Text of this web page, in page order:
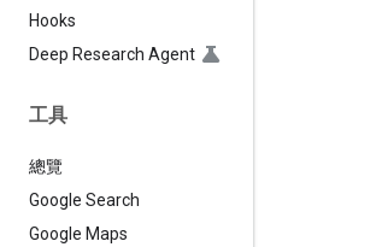
Hooks
Deep Research Agent
工具
總覽
Google Search
Google Maps